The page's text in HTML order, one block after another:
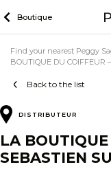
to
Boutique
Back to the list
Find your nearest Peggy
BOUTIQUE DU COIFFEUR
DISTRIBUTEUR
LA
SEBASTIEN